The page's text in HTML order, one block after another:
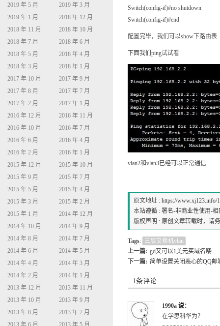
Switch(config-if)#no shutdown
Switch(config-if)#end
配置完毕，我们可以show下路由表
下面我们ping试试看
vlan2和vlan3已经可以正常通信
原文地址 :https://www.xj123.info/
本站遵循 :署名-非商业性使用-相
版权声明 : 原创文章转载时，请
Tags: 三层交换机vlan
上一篇: gd又可以1美元买域名喽
下一篇: 简单设置关闭恶心的QQ邮
1条评论
1990a 说：
在学思科华为？
2019 年 5 月
2019 年 3 月
2019 年 1 月
2018 年 12 月
2018 年 11 月
2018 年 10 月
2018 年 7 月
2018 年 6 月
2018 年 5 月
2018 年 4 月
2018 年 3 月
2018 年 1 月
2017 年 10 月
2017 年 9 月
2017 年 8 月
2017 年 7 月
2017 年 2 月
2017 年 1 月
2016 年 12 月
2016 年 11 月
2016 年 10 月
2016 年 7 月
2016 年 6 月
2016 年 4 月
2016 年 2 月
2016 年 1 月
2015 年 12 月
2015 年 10 月
2015 年 9 月
2015 年 7 月
2015 年 5 月
2015 年 4 月
2015 年 3 月
2015 年 2 月
2015 年 1 月
2014 年 12 月
2014 年 10 月
2014 年 9 月
2014 年 8 月
2014 年 7 月
2014 年 6 月
2014 年 5 月
2014 年 4 月
2014 年 3 月
2014 年 2 月
2014 年 1 月
2013 年 12 月
2013 年 11 月
2013 年 10 月
2013 年 9 月
2013 年 8 月
2013 年 7 月
2013 年 6 月
2013 年 5 月